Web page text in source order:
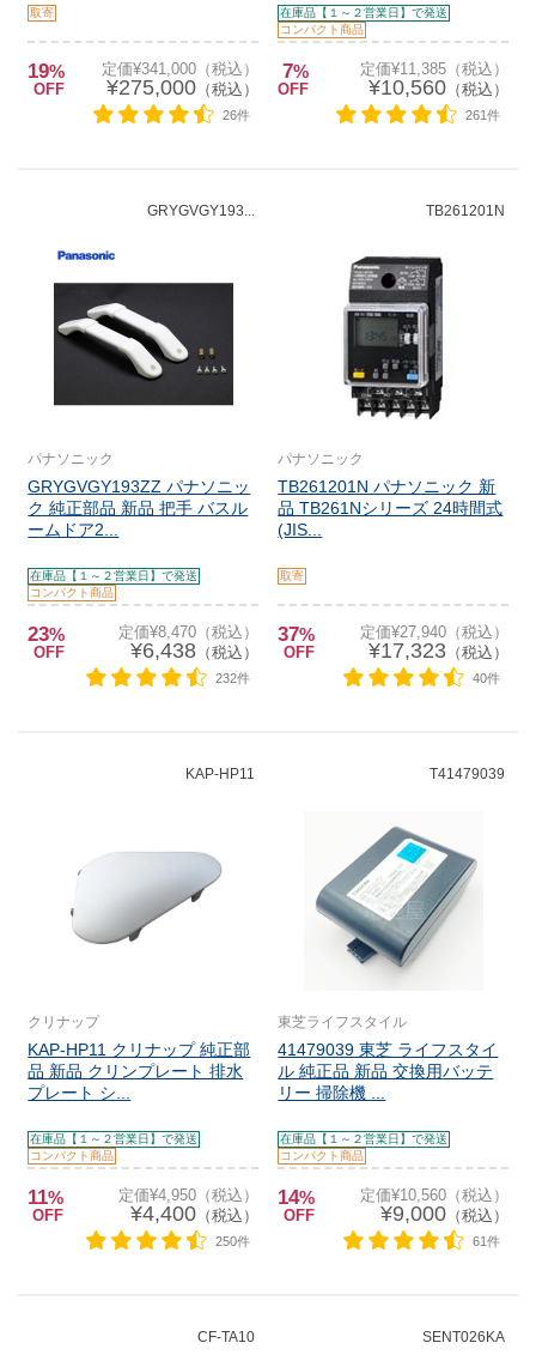
取寄
19%
OFF
定価¥341,000（税込）
¥275,000（税込）
26件
在庫品【１～２営業日】で発送
コンパクト商品
7%
OFF
定価¥11,385（税込）
¥10,560（税込）
261件
GRYGVGY193...
パナソニック
GRYGVGY193ZZ パナソニッ
ク 純正部品 新品 把手 バスル
ームドア2...
在庫品【１～２営業日】で発送
コンパクト商品
23%
OFF
定価¥8,470（税込）
¥6,438（税込）
232件
TB261201N
パナソニック
TB261201N パナソニック 新
品 TB261Nシリーズ 24時間式
(JIS...
取寄
37%
OFF
定価¥27,940（税込）
¥17,323（税込）
40件
KAP-HP11
クリナップ
KAP-HP11 クリナップ 純正部
品 新品 クリンプレート 排水
プレート シ...
在庫品【１～２営業日】で発送
コンパクト商品
11%
OFF
定価¥4,950（税込）
¥4,400（税込）
250件
T41479039
東芝ライフスタイル
41479039 東芝 ライフスタイ
ル 純正品 新品 交換用バッテ
リー 掃除機 ...
在庫品【１～２営業日】で発送
コンパクト商品
14%
OFF
定価¥10,560（税込）
¥9,000（税込）
61件
CF-TA10 SENT026KA